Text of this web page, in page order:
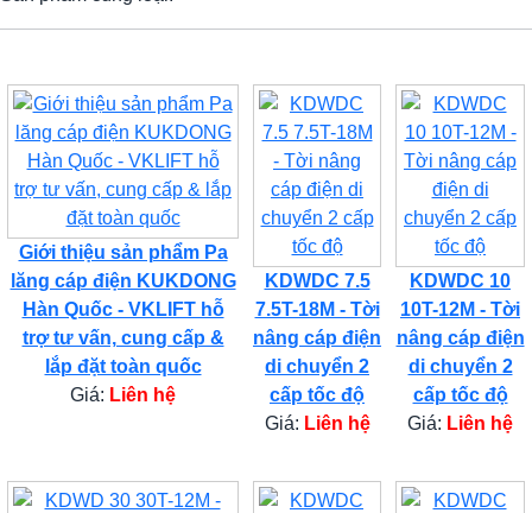
Giới thiệu sản phẩm Pa
lăng cáp điện KUKDONG
Hàn Quốc - VKLIFT hỗ
trợ tư vấn, cung cấp &
lắp đặt toàn quốc
Giá: Liên hệ
KDWDC 7.5
7.5T-18M - Tời
nâng cáp điện
di chuyển 2
cấp tốc độ
Giá: Liên hệ
KDWDC 10
10T-12M - Tời
nâng cáp điện
di chuyển 2
cấp tốc độ
Giá: Liên hệ